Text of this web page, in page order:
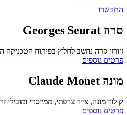
התקשרו
סרה Georges Seurat
ז׳ורז׳ סרה נחשב לחלוץ בפיתוח הטכניקה
פרטים נוספים
מונה Claude Monet
ק לוד מונה, צייר צרפתי, ממייסדי
פרטים נוספים